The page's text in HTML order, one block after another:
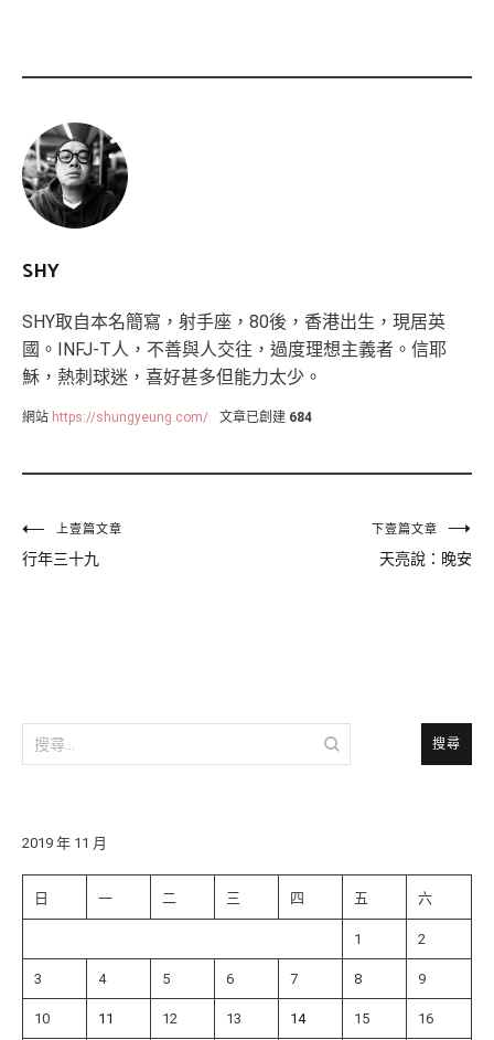
SHY
SHY取自本名簡寫，射手座，80後，香港出生，現居英
國。INFJ-T人，不善與人交往，過度理想主義者。信耶
穌，熱刺球迷，喜好甚多但能力太少。
網站 https://shungyeung.com/ 文章已創建 684
文
章
上壹篇文章
行年三十九
下壹篇文章
天亮說：晚安
搜
尋
字:
2019 年 11 月
日 一 二 三 四 五 六
1 2
3 4 5 6 7 8 9
10 11 12 13 14 15 16